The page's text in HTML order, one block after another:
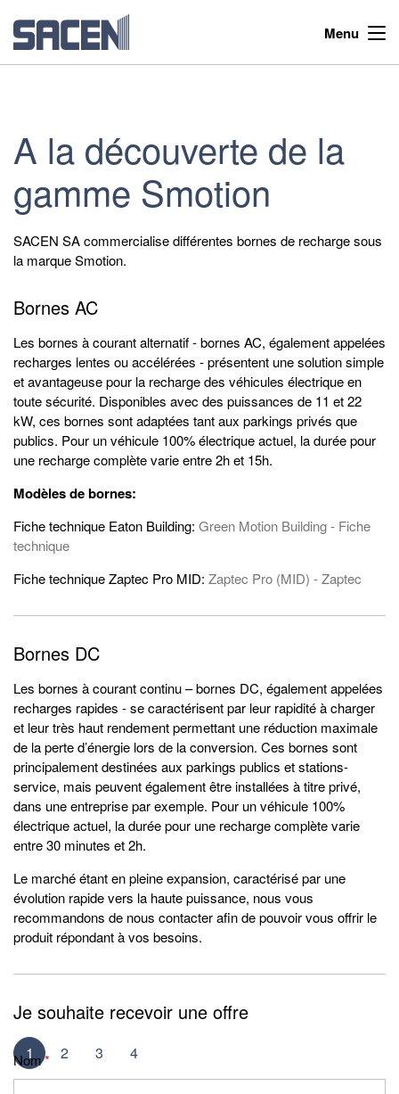
Menu
A la découverte de la
gamme Smotion
SACEN SA commercialise différentes bornes de recharge sous
la marque Smotion.
Bornes AC
Les bornes à courant alternatif - bornes AC, également appelées
recharges lentes ou accélérées - présentent une solution simple
et avantageuse pour la recharge des véhicules électrique en
toute sécurité. Disponibles avec des puissances de 11 et 22
kW, ces bornes sont adaptées tant aux parkings privés que
publics. Pour un véhicule 100% électrique actuel, la durée pour
une recharge complète varie entre 2h et 15h.
Modèles de bornes:
Fiche technique Eaton Building: Green Motion Building - Fiche
technique
Fiche technique Zaptec Pro MID: Zaptec Pro (MID) - Zaptec
Bornes DC
Les bornes à courant continu – bornes DC, également appelées
recharges rapides - se caractérisent par leur rapidité à charger
et leur très haut rendement permettant une réduction maximale
de la perte d’énergie lors de la conversion. Ces bornes sont
principalement destinées aux parkings publics et stations-
service, mais peuvent également être installées à titre privé,
dans une entreprise par exemple. Pour un véhicule 100%
électrique actuel, la durée pour une recharge complète varie
entre 30 minutes et 2h.
Le marché étant en pleine expansion, caractérisé par une
évolution rapide vers la haute puissance, nous vous
recommandons de nous contacter afin de pouvoir vous offrir le
produit répondant à vos besoins.
Je souhaite recevoir une offre
1 2 3 4
Nom*